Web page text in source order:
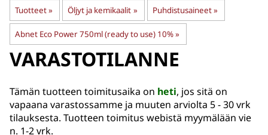
Tuotteet‪» Öljyt ja kemikaalit ‪» Puhdistusaineet‪»
Abnet Eco Power 750ml (ready to use) 10%‪»
VARASTOTILANNE
Tämän tuotteen toimitusaika on heti, jos sitä on
vapaana varastossamme ja muuten arviolta 5 - 30 vrk
tilauksesta. Tuotteen toimitus webistä myymälään vie
n. 1-2 vrk.